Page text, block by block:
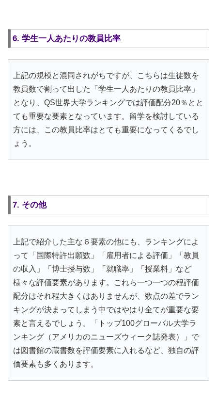
6. 学生一人あたりの教員比率
上記の規模と混同されがちですが、こちらは生徒数を
教員数で割って出した「学生一人あたりの教員比率」
となり、QS世界大学ランキングでは評価配分20％とと
ても重要な要素となっています。留学を検討している
方には、この教員比率はとても重要になってくるでし
ょう。
7. その他
上記で紹介した主な６要素の他にも、ランキングによ
って「国際特許出願数」「雇用者による評価」「教員
の収入」「博士授与数」「就職率」「授業料」など
様々な評価要素があります。これら一つ一つの程評価
配分はそれ程大きくはありませんが、数点の差でラン
キングが決まってしまう中ではやはり全てが重要な要
素と言えるでしょう。「トップ100グローバル大学ラ
ンキング（アメリカのニューズウィーク誌発表）」で
は図書館の蔵書数を評価要素に入れるなど、独自の評
価要素も多くあります。